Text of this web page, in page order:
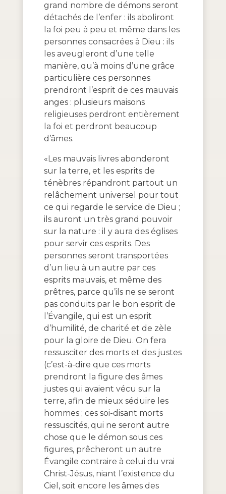
grand nombre de démons seront
détachés de l’enfer : ils aboliront
la foi peu à peu et même dans les
personnes consacrées à Dieu : ils
les aveugleront d’une telle
manière, qu’à moins d’une grâce
particulière ces personnes
prendront l’esprit de ces mauvais
anges : plusieurs maisons
religieuses perdront entièrement
la foi et perdront beaucoup
d’âmes.
«Les mauvais livres abonderont
sur la terre, et les esprits de
ténèbres répandront partout un
relâchement universel pour tout
ce qui regarde le service de Dieu ;
ils auront un très grand pouvoir
sur la nature : il y aura des églises
pour servir ces esprits. Des
personnes seront transportées
d’un lieu à un autre par ces
esprits mauvais, et même des
prêtres, parce qu’ils ne se seront
pas conduits par le bon esprit de
l’Évangile, qui est un esprit
d’humilité, de charité et de zèle
pour la gloire de Dieu. On fera
ressusciter des morts et des justes
(c’est-à-dire que ces morts
prendront la figure des âmes
justes qui avaient vécu sur la
terre, afin de mieux séduire les
hommes ; ces soi-disant morts
ressuscités, qui ne seront autre
chose que le démon sous ces
figures, prêcheront un autre
Évangile contraire à celui du vrai
Christ-Jésus, niant l’existence du
Ciel, soit encore les âmes des